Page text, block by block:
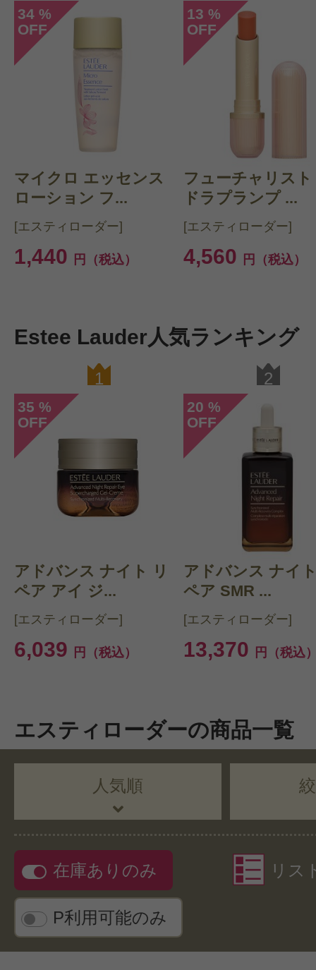
34 %
OFF
マイクロ エッセンス
ローション フ...
[エスティローダー]
1,440 円（税込）
13 %
OFF
フューチャリス
ドラプランプ ...
[エスティローダー]
4,560 円（税込）
Estee Lauder人気ランキング
1
35 %
OFF
アドバンス ナイト リ
ペア アイ ジ...
[エスティローダー]
6,039 円（税込）
2
20 %
OFF
アドバンス ナイ
ペア SMR ...
[エスティローダー]
13,370 円（税込
エスティローダーの商品一覧
人気順
在庫ありのみ
P利用可能のみ
リス